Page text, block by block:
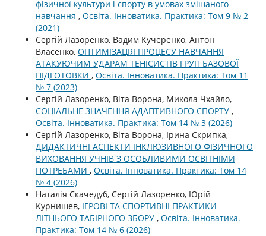
фізичної культури і спорту в умовах змішаного
навчання , Освіта. Інноватика. Практика: Том 9 № 2
(2021)
Сергій Лазоренко, Вадим Кучеренко, Антон
Власенко, ОПТИМІЗАЦІЯ ПРОЦЕСУ НАВЧАННЯ
АТАКУЮЧИМ УДАРАМ ТЕНІСИСТІВ ГРУП БАЗОВОЇ
ПІДГОТОВКИ , Освіта. Інноватика. Практика: Том 11
№ 7 (2023)
Сергій Лазоренко, Віта Ворона, Микола Чхайло,
СОЦІАЛЬНЕ ЗНАЧЕННЯ АДАПТИВНОГО СПОРТУ ,
Освіта. Інноватика. Практика: Том 14 № 3 (2026)
Сергій Лазоренко, Віта Ворона, Ірина Скрипка,
ДИДАКТИЧНІ АСПЕКТИ ІНКЛЮЗИВНОГО ФІЗИЧНОГО
ВИХОВАННЯ УЧНІВ З ОСОБЛИВИМИ ОСВІТНІМИ
ПОТРЕБАМИ , Освіта. Інноватика. Практика: Том 14
№ 4 (2026)
Наталія Скачедуб, Сергій Лазоренко, Юрій
Курнишев, ІГРОВІ ТА СПОРТИВНІ ПРАКТИКИ
ЛІТНЬОГО ТАБІРНОГО ЗБОРУ , Освіта. Інноватика.
Практика: Том 14 № 6 (2026)